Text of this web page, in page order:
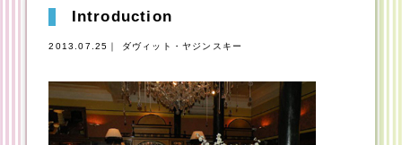
Introduction
2013.07.25｜ ダヴィット・ヤジンスキー